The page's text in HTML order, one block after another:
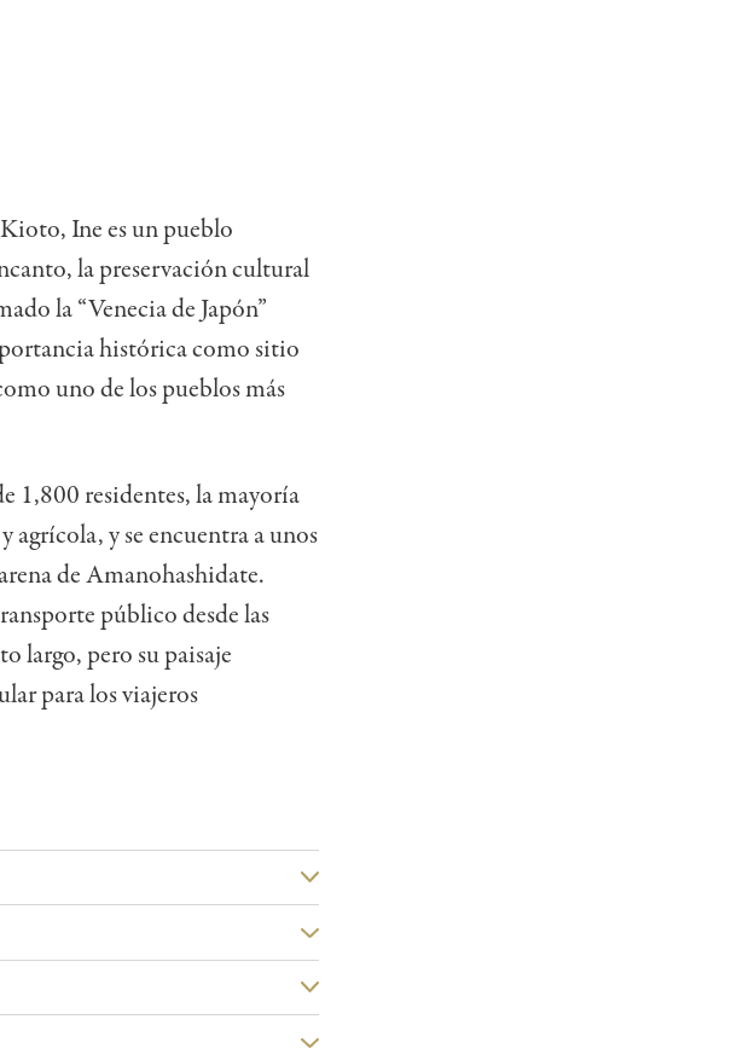
Ine es un pueblo
la preservación cultural
la “Venecia de Japón”
histórica como sitio
uno de los pueblos más
1,800 residentes, la mayoría
agrícola, y se encuentra a unos
de Amanohashidate.
público desde las
largo, pero su paisaje
para los viajeros